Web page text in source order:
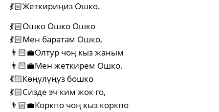
💃🏻Жеткириңиз Ошко.
💃🏻Ошко Ошко Ошко
💃🏻Мен баратам Ошко,
👨🏻‍💼Олтур чоң кыз жаным
👨🏻‍💼Мен жеткирем Ошко.
💃🏻Көңүлүңүз бошко
💃🏻Сизде эч ким жок го,
👨🏻‍💼Коркпо чоң кыз коркпо